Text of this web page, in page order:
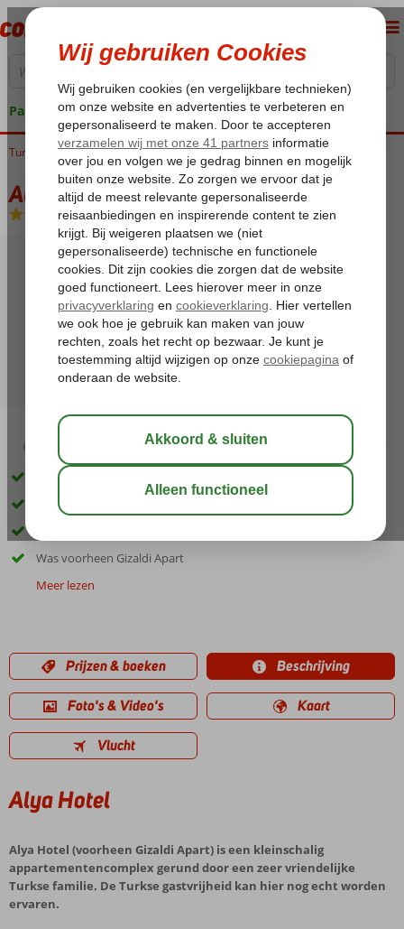
Pakketgarantie
Home
Turkije Egeische kust Dalyan Alya Hotel
Alya Hotel
Logies-Appartement
03:30 aug 33°C
Kleinschalig appartementencomplex
Slechts 300 meter van het centrum van Dalyan
Was voorheen Gizaldi Apart
Meer lezen
Prijzen & boeken Beschrijving
Foto's & Video's Kaart
Vlucht
Alya Hotel
Alya Hotel (voorheen Gizaldi Apart) is een kleinschalig
appartementencomplex gerund door een zeer vriendelijke
Turkse familie. De Turkse gastvrijheid kan hier nog echt worden
ervaren.